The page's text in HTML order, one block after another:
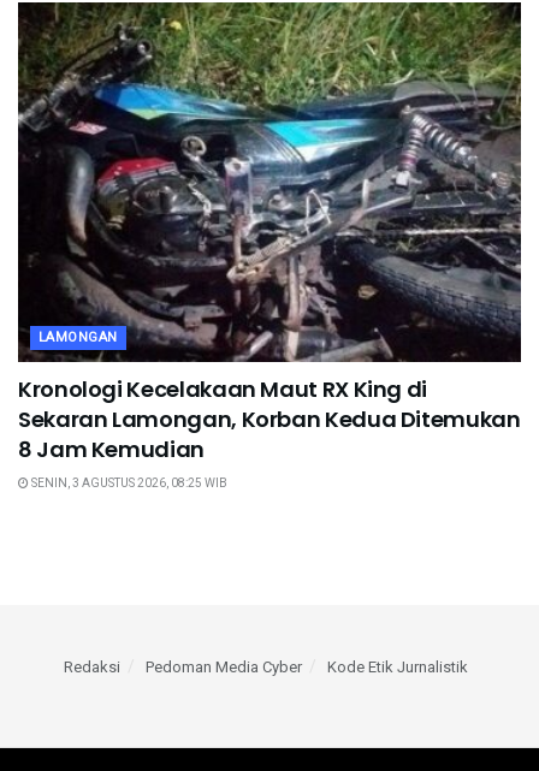
LAMONGAN
Kronologi Kecelakaan Maut RX King di
Sekaran Lamongan, Korban Kedua Ditemukan
8 Jam Kemudian
SENIN, 3 AGUSTUS 2026, 08:25 WIB
Redaksi Pedoman Media Cyber Kode Etik Jurnalistik